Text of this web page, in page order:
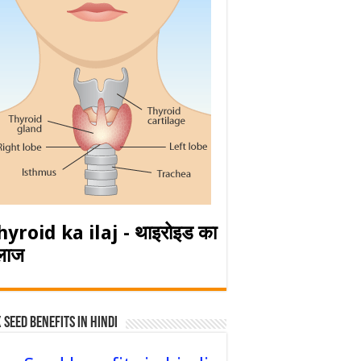
ka ilaj - थाइरोइड का
Seed Benefits in hindi